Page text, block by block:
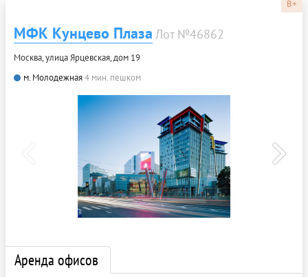
B+
МФК Кунцево Плаза Лот №46862
Москва, улица Ярцевская, дом 19
м. Молодежная4 мин. пешком
Аренда офисов